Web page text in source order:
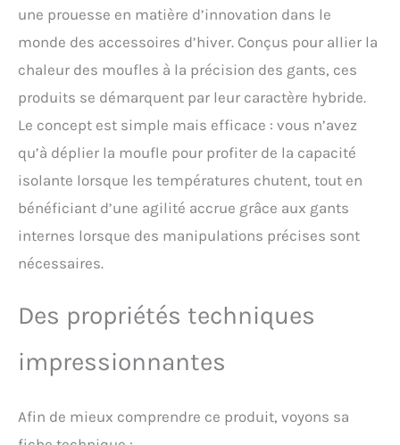
𝐇𝐄𝐀𝐓 𝟑 𝐒𝐌𝐀𝐑𝐓: les gants
moufles (SHELL) sont
cousus ensemble.
moufles vers l’arrière et
servez-vous librement de
refroidir.
𝐄𝐍𝐅𝐈𝐍 𝐁𝐈𝐄𝐍
𝐀𝐔 𝐂𝐇𝐀𝐔𝐃 𝐓𝐎𝐔𝐓 𝐀𝐔
vous souhaitez sortir
quelque chose de votre
capuchon de la mitaine.
Vos doigts resteront au
vos gants. Vous avez
modèle SMART, c'est tout à
une prouesse en matière d’innovation dans le
monde des accessoires d’hiver. Conçus pour allier la
chaleur des moufles à la précision des gants, ces
produits se démarquent par leur caractère hybride.
Le concept est simple mais efficace : vous n’avez
qu’à déplier la moufle pour profiter de la capacité
isolante lorsque les températures chutent, tout en
bénéficiant d’une agilité accrue grâce aux gants
internes lorsque des manipulations précises sont
nécessaires.
Des propriétés techniques
impressionnantes
Afin de mieux comprendre ce produit, voyons sa